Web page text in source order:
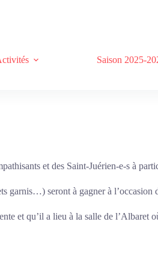
Saison 2025-
et des Saint-Juérien-e-s à
garnis…) seront à gagner à l’occasion
et qu’il a lieu à la salle de l’Albaret